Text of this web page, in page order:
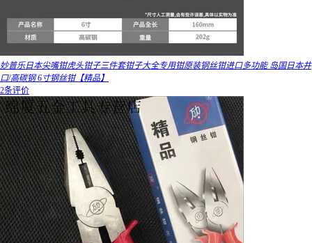
妙普乐日本尖嘴钳虎头钳子三件套钳子大全专用钳原装钢丝钳进口多功能 岛国日本井
口/高碳钢 6寸钢丝钳【精品】
2条评价